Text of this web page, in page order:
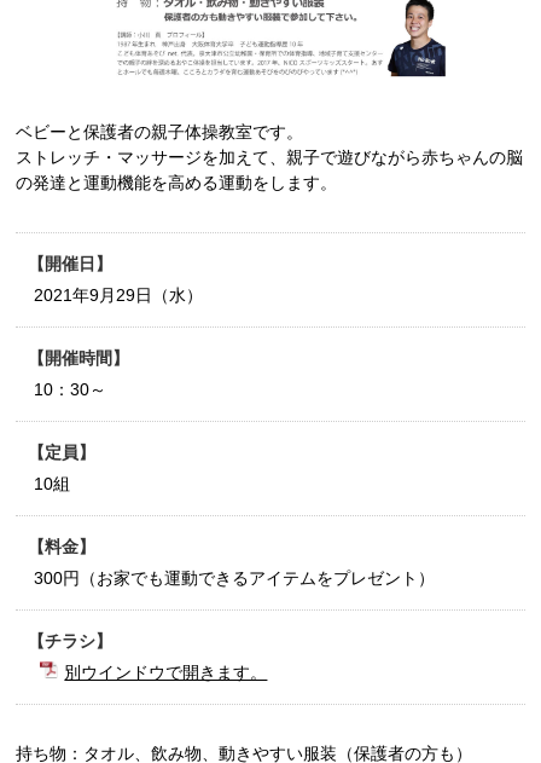
ベビーと保護者の親子体操教室です。
ストレッチ・マッサージを加えて、親子で遊びながら赤ちゃんの脳
の発達と運動機能を高める運動をします。
開催日
2021年9月29日（水）
開催時間
10：30～
定員
10組
料金
300円（お家でも運動できるアイテムをプレゼント）
チラシ
別ウインドウで開きます。
持ち物：タオル、飲み物、動きやすい服装（保護者の方も）